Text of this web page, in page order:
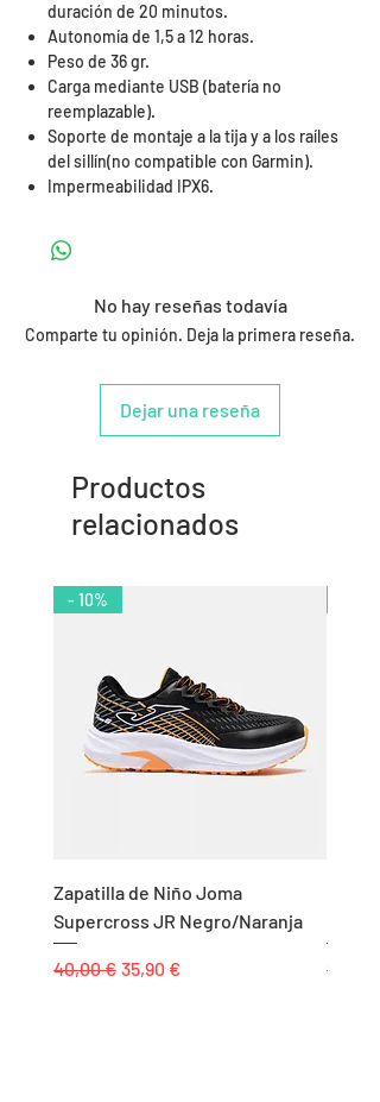
duración de 20 minutos.
Autonomía de 1,5 a 12 horas.
Peso de 36 gr.
Carga mediante USB (batería no
reemplazable).
Soporte de montaje a la tija y a los raíles
del sillín(no compatible con Garmin).
Impermeabilidad IPX6.
No hay reseñas todavía
Comparte tu opinión. Deja la primera reseña.
Dejar una reseña
Productos
relacionados
- 10%
Zapatilla de Niño Joma
Supercross JR Negro/Naranja
Precio
40,00 € Precio de oferta
35,90 € Precio
85,00 €